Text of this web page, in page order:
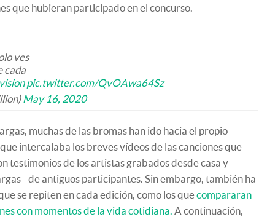
que hubieran participado en el concurso.
ves
cada
pic.twitter.com/QvOAwa64Sz
May 16, 2020
muchas de las bromas han ido hacia el propio
intercalaba los breves vídeos de las canciones que
testimonios de los artistas grabados desde casa y
de antiguos participantes. Sin embargo, también ha
se repiten en cada edición, como los quecompararan
con momentos de la vida cotidiana. A continuación,